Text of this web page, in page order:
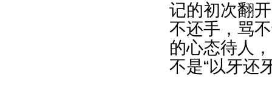
记的初次翻
不还手，骂
的心态待人
不是“以牙还